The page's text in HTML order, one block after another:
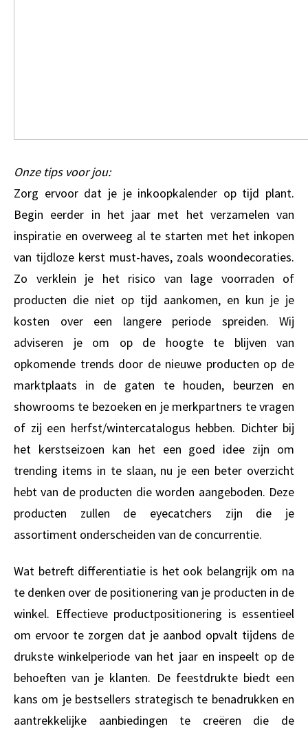
Onze tips voor jou:
Zorg ervoor dat je je inkoopkalender op tijd plant.
Begin eerder in het jaar met het verzamelen van
inspiratie en overweeg al te starten met het inkopen
van tijdloze kerst must-haves, zoals woondecoraties.
Zo verklein je het risico van lage voorraden of
producten die niet op tijd aankomen, en kun je je
kosten over een langere periode spreiden. Wij
adviseren je om op de hoogte te blijven van
opkomende trends door de nieuwe producten op de
marktplaats in de gaten te houden, beurzen en
showrooms te bezoeken en je merkpartners te vragen
of zij een herfst/wintercatalogus hebben. Dichter bij
het kerstseizoen kan het een goed idee zijn om
trending items in te slaan, nu je een beter overzicht
hebt van de producten die worden aangeboden. Deze
producten zullen de eyecatchers zijn die je
assortiment onderscheiden van de concurrentie.
Wat betreft differentiatie is het ook belangrijk om na
te denken over de positionering van je producten in de
winkel. Effectieve productpositionering is essentieel
om ervoor te zorgen dat je aanbod opvalt tijdens de
drukste winkelperiode van het jaar en inspeelt op de
behoeften van je klanten. De feestdrukte biedt een
kans om je bestsellers strategisch te benadrukken en
aantrekkelijke aanbiedingen te creëren die de